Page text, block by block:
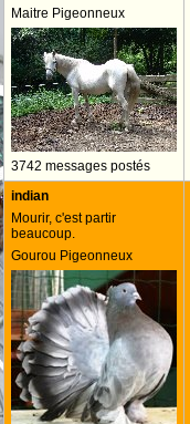
Maitre Pigeonneux
3742 messages postés
indian
Mourir, c'est partir
beaucoup.
Gourou Pigeonneux